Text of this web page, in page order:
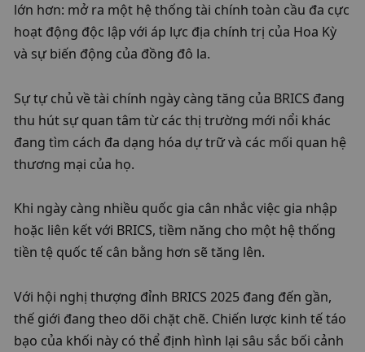
lớn hơn: mở ra một hệ thống tài chính toàn cầu đa cực
hoạt động độc lập với áp lực địa chính trị của Hoa Kỳ
và sự biến động của đồng đô la.
Sự tự chủ về tài chính ngày càng tăng của BRICS đang
thu hút sự quan tâm từ các thị trường mới nổi khác
đang tìm cách đa dạng hóa dự trữ và các mối quan hệ
thương mại của họ.
Khi ngày càng nhiều quốc gia cân nhắc việc gia nhập
hoặc liên kết với BRICS, tiềm năng cho một hệ thống
tiền tệ quốc tế cân bằng hơn sẽ tăng lên.
Với hội nghị thượng đỉnh BRICS 2025 đang đến gần,
thế giới đang theo dõi chặt chẽ. Chiến lược kinh tế táo
bạo của khối này có thể định hình lại sâu sắc bối cảnh